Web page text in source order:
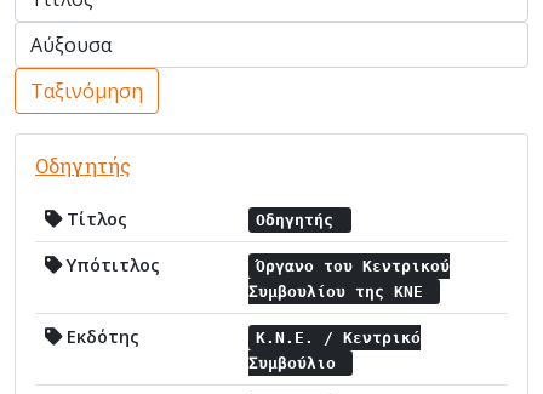
Ταξινόμηση
Οδηγητής
Τίτλος Οδηγητής
Υπότιτλος
Όργανο του Κεντρικού
Συμβουλίου της ΚΝΕ
Εκδότης
Κ.Ν.Ε. / Κεντρικό
Συμβούλιο